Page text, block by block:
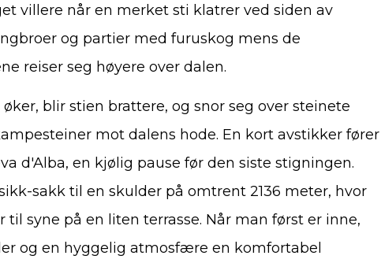
villere når en merket sti klatrer ved siden av
og partier med furuskog mens de
reiser seg høyere over dalen.
blir stien brattere, og snor seg over steinete
mot dalens hode. En kort avstikker fører
d'Alba, en kjølig pause før den siste stigningen.
sakk til en skulder på omtrent 2136 meter, hvor
syne på en liten terrasse. Når man først er inne,
og en hyggelig atmosfære en komfortabel